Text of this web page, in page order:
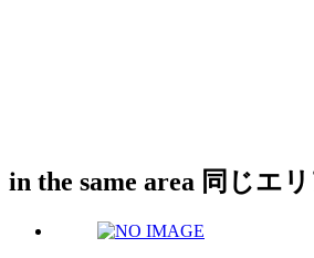
in the same area 同じエ